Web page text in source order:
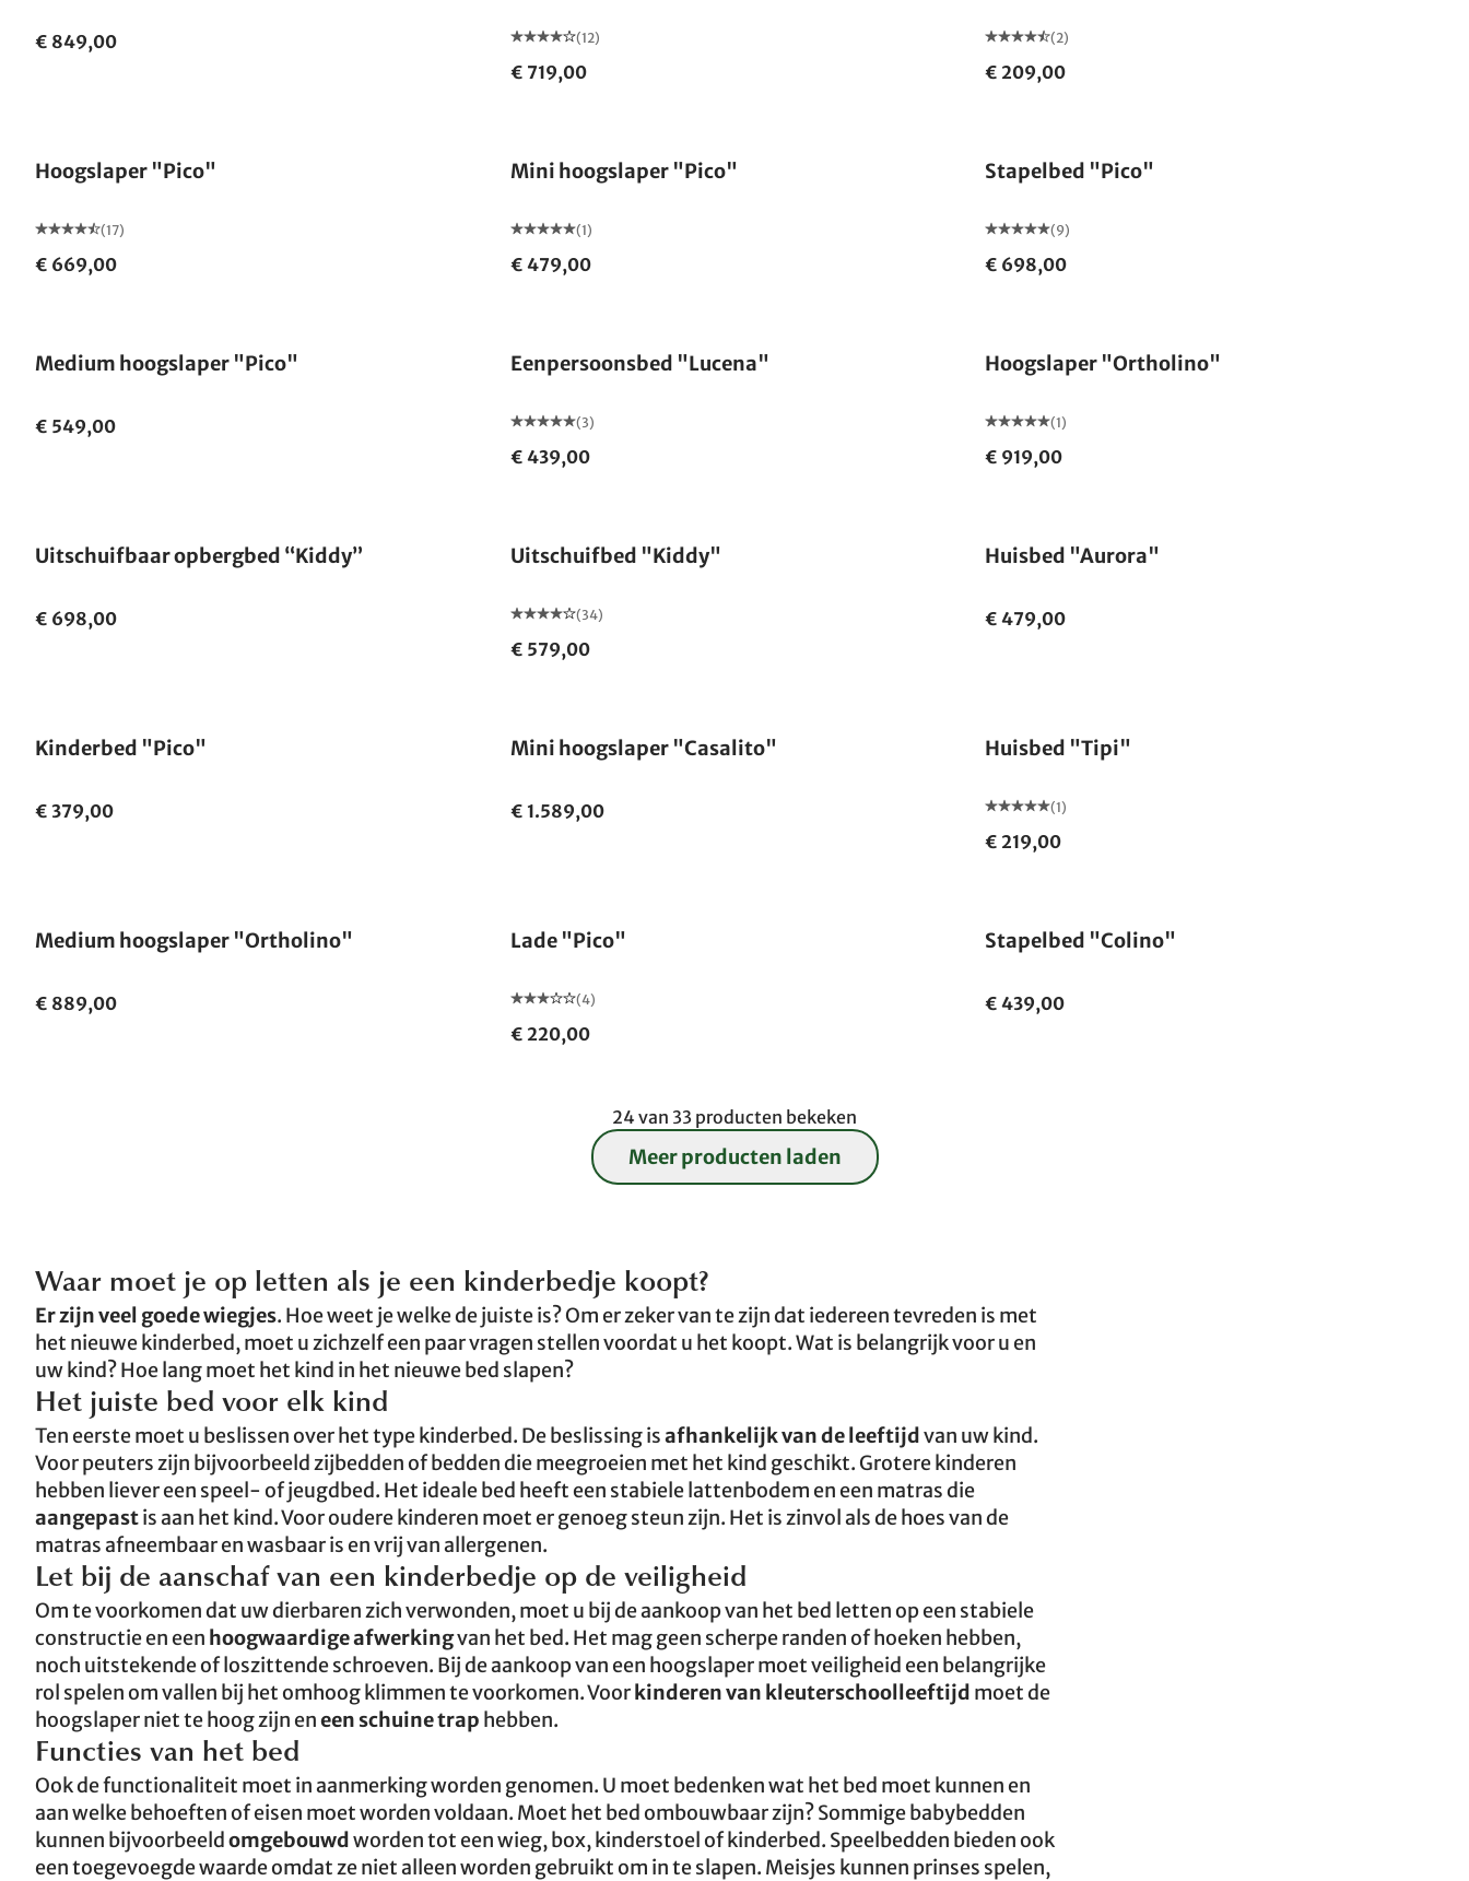
€ 849,00 (12)
€ 719,00
(2)
€ 209,00
Hoogslaper "Pico"
(17)
€ 669,00
Mini hoogslaper "Pico"
(1)
€ 479,00
Stapelbed "Pico"
(9)
€ 698,00
Medium hoogslaper "Pico"
€ 549,00
Eenpersoonsbed "Lucena"
(3)
€ 439,00
Hoogslaper "Ortholino"
(1)
€ 919,00
Uitschuifbaar opbergbed “Kiddy”
€ 698,00
Uitschuifbed "Kiddy"
(34)
€ 579,00
Huisbed "Aurora"
€ 479,00
Kinderbed "Pico"
€ 379,00
Mini hoogslaper "Casalito"
€ 1.589,00
Huisbed "Tipi"
(1)
€ 219,00
Medium hoogslaper "Ortholino"
€ 889,00
Lade "Pico"
(4)
€ 220,00
Stapelbed "Colino"
€ 439,00
24 van 33 producten bekeken
Meer producten laden
Waar moet je op letten als je een kinderbedje koopt?
Er zijn veel goede wiegjes. Hoe weet je welke de juiste is? Om er zeker van te zijn dat iedereen tevreden is met
het nieuwe kinderbed, moet u zichzelf een paar vragen stellen voordat u het koopt. Wat is belangrijk voor u en
uw kind? Hoe lang moet het kind in het nieuwe bed slapen?
Het juiste bed voor elk kind
Ten eerste moet u beslissen over het type kinderbed. De beslissing isafhankelijk van de leeftijd van uw kind.
Voor peuters zijn bijvoorbeeld zijbedden of bedden die meegroeien met het kind geschikt. Grotere kinderen
hebben liever een speel- of jeugdbed. Het ideale bed heeft een stabiele lattenbodem en een matras die
aangepastis aan het kind. Voor oudere kinderen moet er genoeg steun zijn. Het is zinvol als de hoes van de
matras afneembaar en wasbaar is en vrij van allergenen.
Let bij de aanschaf van een kinderbedje op de veiligheid
Om te voorkomen dat uw dierbaren zich verwonden, moet u bij de aankoop van het bed letten op een stabiele
constructie en een hoogwaardige afwerkingvan het bed. Het mag geen scherpe randen of hoeken hebben,
noch uitstekende of loszittende schroeven. Bij de aankoop van een hoogslaper moet veiligheid een belangrijke
rol spelen om vallen bij het omhoog klimmen te voorkomen. Voorkinderen van kleuterschoolleeftijd moet de
hoogslaper niet te hoog zijn eneen schuine trap hebben.
Functies van het bed
Ook de functionaliteit moet in aanmerking worden genomen. U moet bedenken wat het bed moet kunnen en
aan welke behoeften of eisen moet worden voldaan. Moet het bed ombouwbaar zijn? Sommige babybedden
kunnen bijvoorbeeldomgebouwd worden tot een wieg, box, kinderstoel of kinderbed. Speelbedden bieden ook
een toegevoegde waarde omdat ze niet alleen worden gebruikt om in te slapen. Meisjes kunnen prinses spelen,